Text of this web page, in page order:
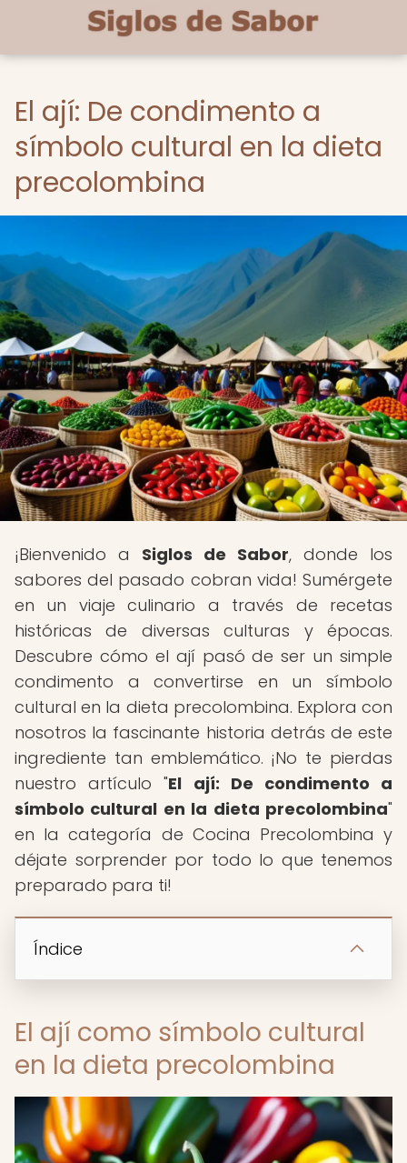
El ají: De condimento a
símbolo cultural en la dieta
precolombina
¡Bienvenido a Siglos de Sabor, donde los
sabores del pasado cobran vida! Sumérgete
en un viaje culinario a través de recetas
históricas de diversas culturas y épocas.
Descubre cómo el ají pasó de ser un simple
condimento a convertirse en un símbolo
cultural en la dieta precolombina. Explora con
nosotros la fascinante historia detrás de este
ingrediente tan emblemático. ¡No te pierdas
nuestro artículo "El ají: De condimento a
símbolo cultural en la dieta precolombina"
en la categoría de Cocina Precolombina y
déjate sorprender por todo lo que tenemos
preparado para ti!
Índice
El ají como símbolo cultural
en la dieta precolombina